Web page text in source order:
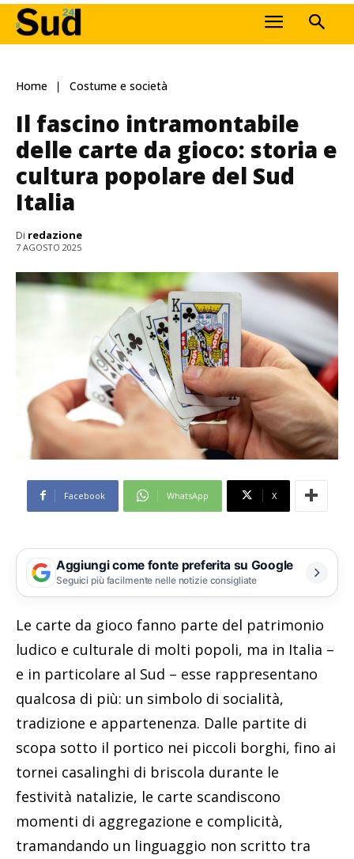
Home Costume e società
Il fascino intramontabile
delle carte da gioco: storia e
cultura popolare del Sud
Italia
Di redazione
7 AGOSTO 2025
Facebook WhatsApp X
Aggiungi come fonte preferita su Google
Seguici più facilmente nelle notizie consigliate
Le carte da gioco fanno parte del patrimonio
ludico e culturale di molti popoli, ma in Italia –
e in particolare al Sud – esse rappresentano
qualcosa di più: un simbolo di socialità,
tradizione e appartenenza. Dalle partite di
scopa sotto il portico nei piccoli borghi, fino ai
tornei casalinghi di briscola durante le
festività natalizie, le carte scandiscono
momenti di aggregazione e complicità,
tramandando un linguaggio non scritto tra